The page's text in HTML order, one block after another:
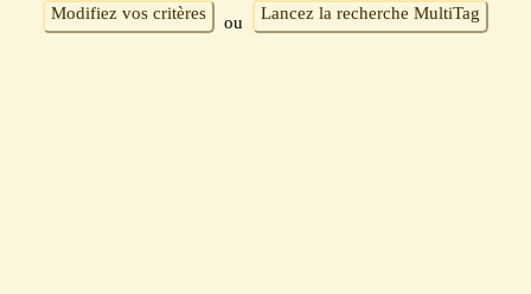
Modifiez vos critères ou Lancez la recherche MultiTag